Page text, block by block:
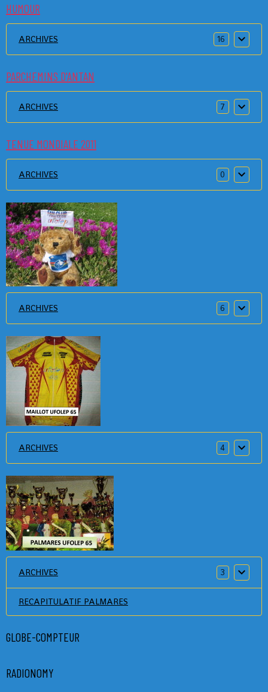
HUMOUR
ARCHIVES 16
PARCHEMINS D'ANTAN
ARCHIVES 7
TENUE MONDIALE 2011
ARCHIVES 0
ARCHIVES 6
ARCHIVES 4
ARCHIVES 3
RECAPITULATIF PALMARES
GLOBE-COMPTEUR
RADIONOMY